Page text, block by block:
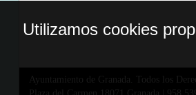
Ayuntamiento de Granada. Todos los
Utilizamos cookies